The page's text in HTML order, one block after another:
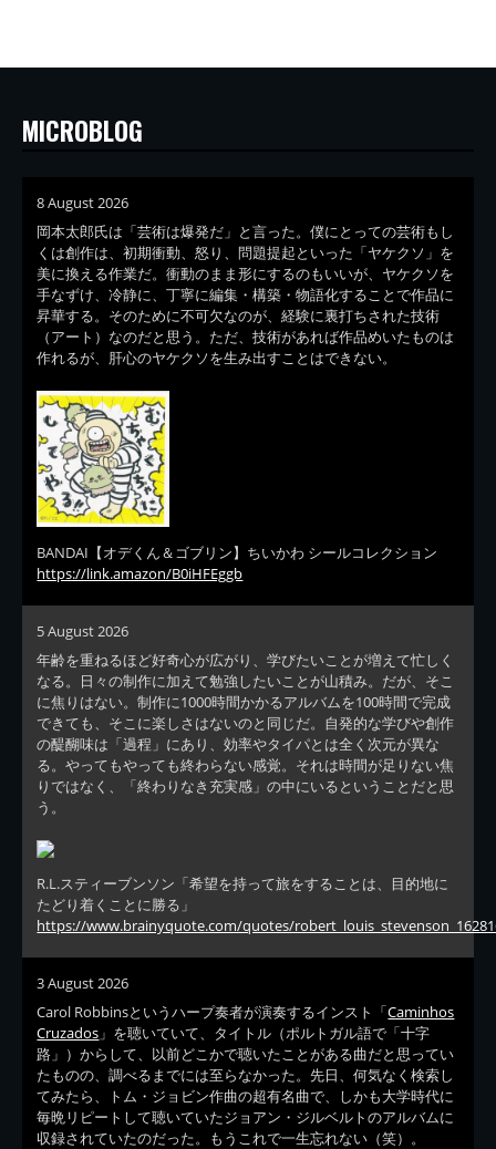
MICROBLOG
8 August 2026
岡本太郎氏は「芸術は爆発だ」と言った。僕にとっての芸術もし
くは創作は、初期衝動、怒り、問題提起といった「ヤケクソ」を
美に換える作業だ。衝動のまま形にするのもいいが、ヤケクソを
手なずけ、冷静に、丁寧に編集・構築・物語化することで作品に
昇華する。そのために不可欠なのが、経験に裏打ちされた技術
（アート）なのだと思う。ただ、技術があれば作品めいたものは
作れるが、肝心のヤケクソを生み出すことはできない。
BANDAI【オデくん＆ゴブリン】ちいかわ シールコレクション
https://link.amazon/B0iHFEggb
5 August 2026
年齢を重ねるほど好奇心が広がり、学びたいことが増えて忙しく
なる。日々の制作に加えて勉強したいことが山積み。だが、そこ
に焦りはない。制作に1000時間かかるアルバムを100時間で完成
できても、そこに楽しさはないのと同じだ。自発的な学びや創作
の醍醐味は「過程」にあり、効率やタイパとは全く次元が異な
る。やってもやっても終わらない感覚。それは時間が足りない焦
りではなく、「終わりなき充実感」の中にいるということだと思
う。
R.L.スティーブンソン「希望を持って旅をすることは、目的地に
たどり着くことに勝る」
https://www.brainyquote.com/quotes/
3 August 2026
Carol Robbinsというハープ奏者が演奏するインスト「Caminhos
Cruzados 」を聴いていて、タイトル（ポルトガル語で「十字
路」）からして、以前どこかで聴いたことがある曲だと思ってい
たものの、調べるまでには至らなかった。先日、何気なく検索し
てみたら、トム・ジョビン作曲の超有名曲で、しかも大学時代に
毎晩リピートして聴いていたジョアン・ジルベルトのアルバムに
収録されていたのだった。もうこれで一生忘れない（笑）。